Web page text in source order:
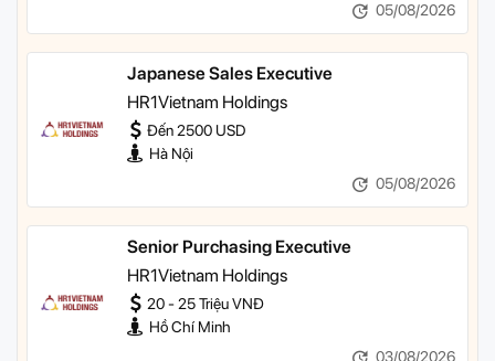
05/08/2026
Japanese Sales Executive
HR1Vietnam Holdings
Đến 2500 USD
Hà Nội
05/08/2026
Senior Purchasing Executive
HR1Vietnam Holdings
20 - 25 Triệu VNĐ
Hồ Chí Minh
03/08/2026